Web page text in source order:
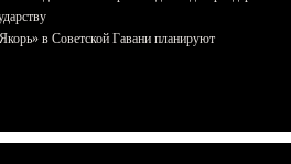
в Советской Гавани планируют